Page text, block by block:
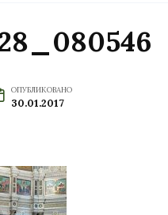
ОПУБЛИКОВАНО
30.01.2017